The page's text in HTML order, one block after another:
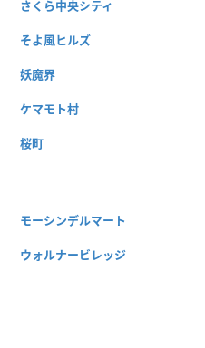
さくら中央シティ
そよ風ヒルズ
妖魔界
ケマモト村
桜町
モーシンデルマート
ウォルナービレッジ